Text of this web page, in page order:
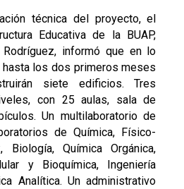
técnica del proyecto, el
Educativa de la BUAP,
informó que en lo
los dos primeros meses
siete edificios. Tres
con 25 aulas, sala de
Un multilaboratorio de
de Química, Físico-
Biología, Química Orgánica,
y Bioquímica, Ingeniería
Analítica. Un administrativo